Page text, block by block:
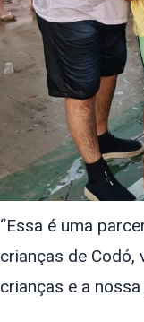
“Essa é uma
crianças de
crianças e a